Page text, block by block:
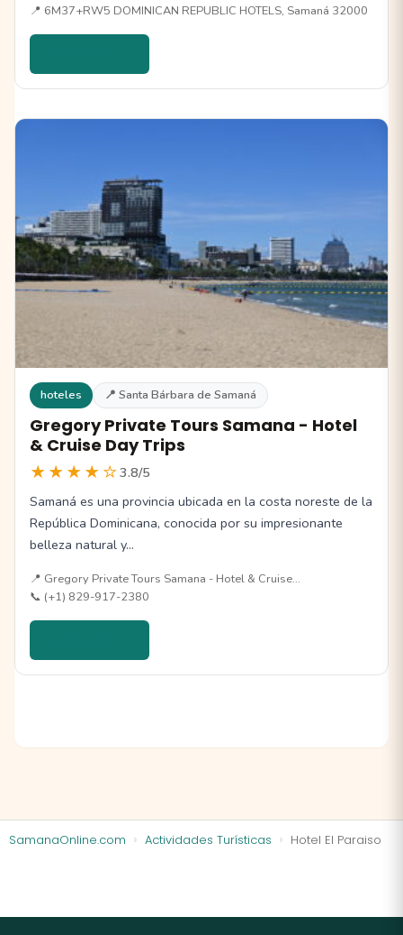
📍 6M37+RW5 DOMINICAN REPUBLIC HOTELS, Samaná 32000
hoteles 📍 Santa Bárbara de Samaná
Gregory Private Tours Samana - Hotel
& Cruise Day Trips
★★★★☆3.8/5
Samaná es una provincia ubicada en la costa noreste de la
República Dominicana, conocida por su impresionante
belleza natural y…
📍 Gregory Private Tours Samana - Hotel & Cruise…
📞 (+1) 829-917-2380
SamanaOnline.com Actividades Turísticas Hotel El Paraiso